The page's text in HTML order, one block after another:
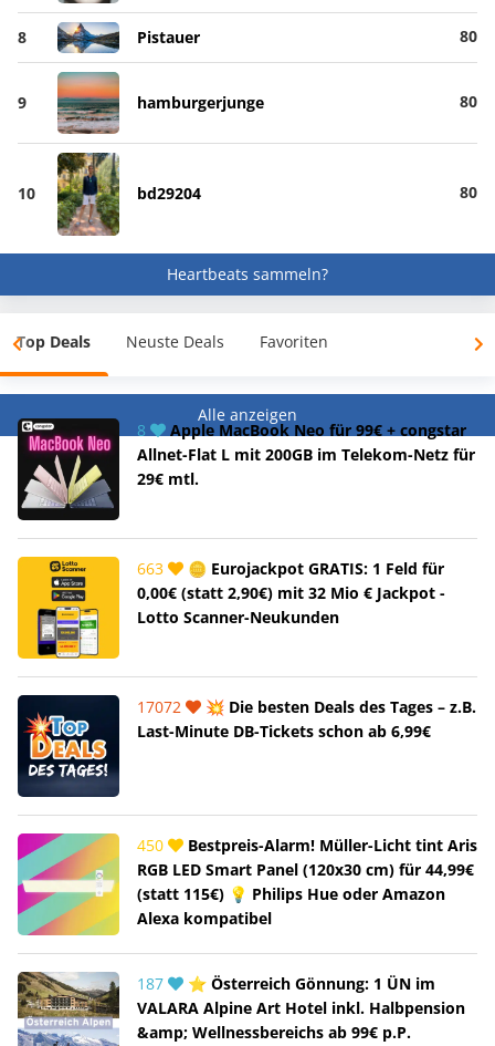
8 Pistauer 80
9 hamburgerjunge 80
10 bd29204 80
Heartbeats sammeln?
Top Deals Neuste Deals Favoriten
Alle anzeigen
8
Apple MacBook Neo für 99€ + congstar
Allnet-Flat L mit 200GB im Telekom-Netz für
29€ mtl.
663
🪙 Eurojackpot GRATIS: 1 Feld für
0,00€ (statt 2,90€) mit 32 Mio € Jackpot -
Lotto Scanner-Neukunden
17072
💥 Die besten Deals des Tages – z.B.
Last-Minute DB-Tickets schon ab 6,99€
450
Bestpreis-Alarm! Müller-Licht tint Aris
RGB LED Smart Panel (120x30 cm) für 44,99€
(statt 115€) 💡 Philips Hue oder Amazon
Alexa kompatibel
187
⭐ Österreich Gönnung: 1 ÜN im
VALARA Alpine Art Hotel inkl. Halbpension
&amp; Wellnessbereichs ab 99€ p.P.